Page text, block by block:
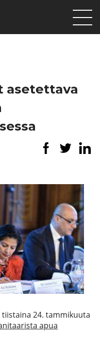
Etsi
asetettava
24. tammikuuta
apua